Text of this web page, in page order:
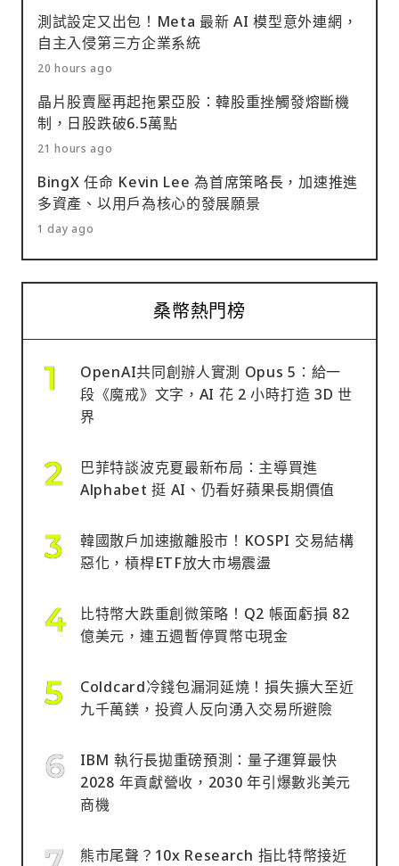
測試設定又出包！Meta 最新 AI 模型意外連網，
自主入侵第三方企業系統
20 hours ago
晶片股賣壓再起拖累亞股：韓股重挫觸發熔斷機
制，日股跌破6.5萬點
21 hours ago
BingX 任命 Kevin Lee 為首席策略長，加速推進
多資產、以用戶為核心的發展願景
1 day ago
桑幣熱門榜
OpenAI共同創辦人實測 Opus 5：給一
段《魔戒》文字，AI 花 2 小時打造 3D 世
界
巴菲特談波克夏最新布局：主導買進
Alphabet 挺 AI、仍看好蘋果長期價值
韓國散戶加速撤離股市！KOSPI 交易結構
惡化，槓桿ETF放大市場震盪
比特幣大跌重創微策略！Q2 帳面虧損 82
億美元，連五週暫停買幣屯現金
Coldcard冷錢包漏洞延燒！損失擴大至近
九千萬鎂，投資人反向湧入交易所避險
IBM 執行長拋重磅預測：量子運算最快
2028 年貢獻營收，2030 年引爆數兆美元
商機
熊市尾聲？10x Research 指比特幣接近